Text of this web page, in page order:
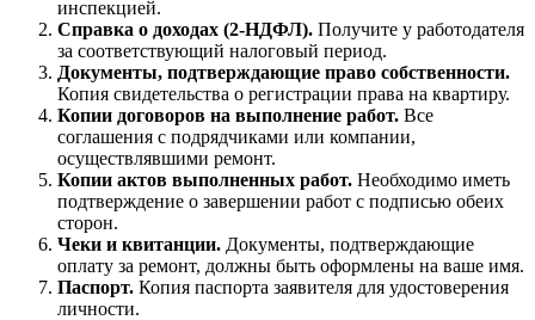
инспекцией.
Справка о доходах (2-НДФЛ). Получите у работодателя
за соответствующий налоговый период.
Документы, подтверждающие право собственности.
Копия свидетельства о регистрации права на квартиру.
Копии договоров на выполнение работ. Все
соглашения с подрядчиками или компании,
осуществлявшими ремонт.
Копии актов выполненных работ. Необходимо иметь
подтверждение о завершении работ с подписью обеих
сторон.
Чеки и квитанции. Документы, подтверждающие
оплату за ремонт, должны быть оформлены на ваше имя.
Паспорт. Копия паспорта заявителя для удостоверения
личности.